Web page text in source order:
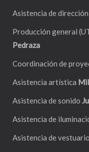
Asistencia de
Producción general
Pedraza
Coordinación de
Asistencia artística
Asistencia de sonido
Asistencia de
Asistencia de vestuario